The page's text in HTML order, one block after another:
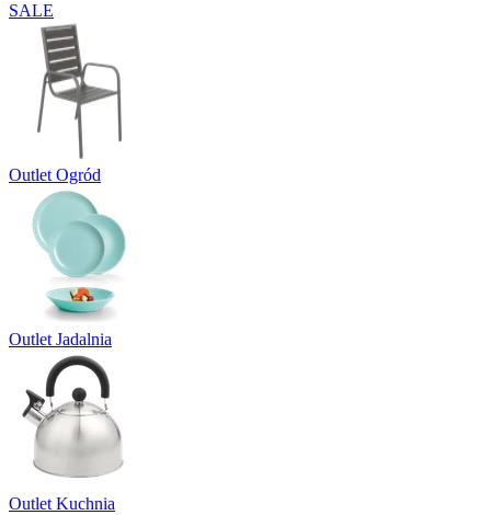
SALE
Outlet Ogród
Outlet Jadalnia
Outlet Kuchnia